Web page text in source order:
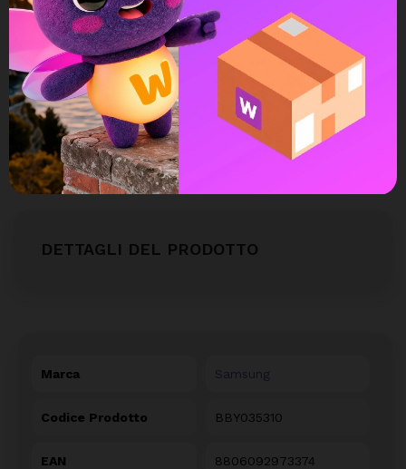
Ampia scelta di pagamenti
Spedizione express veloce
Possibilità di reso e rimborso
DETTAGLI DEL PRODOTTO
Marca Samsung
Codice Prodotto BBY035310
EAN 8806092973374